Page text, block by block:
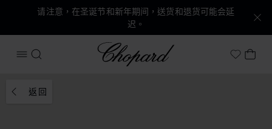
请注意，在圣诞节和新年期间，送货和退货可能会延
迟。
打开菜单
搜索
Chopard
My我
返回